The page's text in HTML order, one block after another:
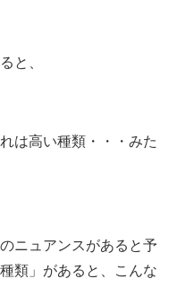
と、
は高い種類 ・・・みた
ニュアンスがあると予
類」があると、こんな